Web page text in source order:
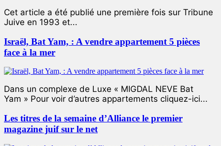
Cet article a été publié une première fois sur Tribune
Juive en 1993 et...
Israël, Bat Yam, : A vendre appartement 5 pièces
face à la mer
Dans un complexe de Luxe « MIGDAL NEVE Bat
Yam » Pour voir d’autres appartements cliquez-ici...
Les titres de la semaine d’Alliance le premier
magazine juif sur le net